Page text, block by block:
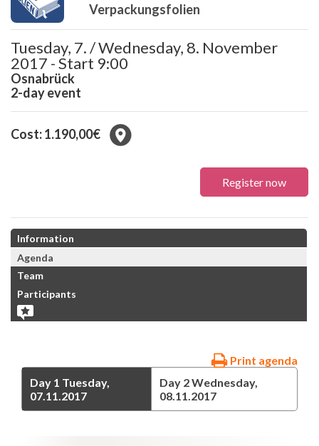
Verpackungsfolien
Tuesday, 7. / Wednesday, 8. November
2017 - Start 9:00
Osnabrück
2-day event
Cost: 1.190,00€
Register now
Information
Agenda
Team
Participants
Print agenda
Day 1 Tuesday,
07.11.2017
Day 2Wednesday,
08.11.2017